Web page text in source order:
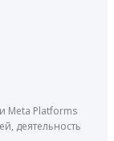
Meta Platforms
деятельность